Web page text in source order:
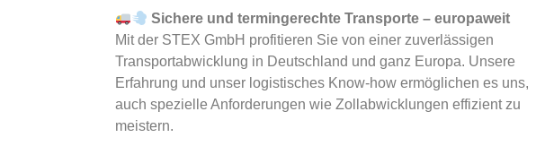
Sichere und termingerechte Transporte – europaweit
Mit der STEX GmbH profitieren Sie von einer zuverlässigen
Transportabwicklung in Deutschland und ganz Europa. Unsere
Erfahrung und unser logistisches Know-how ermöglichen es uns,
auch spezielle Anforderungen wie Zollabwicklungen effizient zu
meistern.